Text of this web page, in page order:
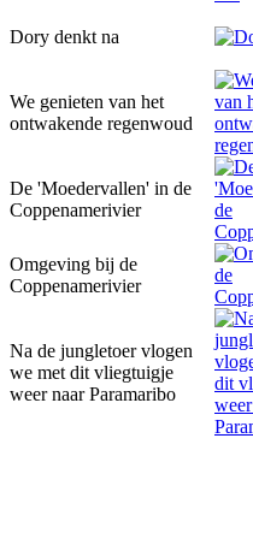
Dory denkt na
We genieten van het
ontwakende regenwoud
De 'Moedervallen' in de
Coppenamerivier
Omgeving bij de
Coppenamerivier
Na de jungletoer vlogen
we met dit vliegtuigje
weer naar Paramaribo